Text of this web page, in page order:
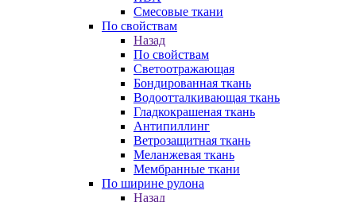
Смесовые ткани
По свойствам
Назад
По свойствам
Светоотражающая
Бондированная ткань
Водоотталкивающая ткань
Гладкокрашеная ткань
Антипиллинг
Ветрозащитная ткань
Меланжевая ткань
Мембранные ткани
По ширине рулона
Назад